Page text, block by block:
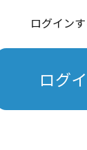
ログイン
ログ